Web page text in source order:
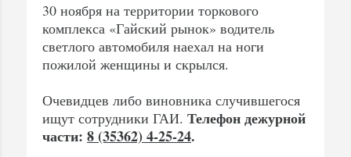
30 ноября на территории торкового
комплекса «Гайский рынок» водитель
светлого автомобиля наехал на ноги
пожилой женщины и скрылся.
Очевидцев либо виновника случившегося
ищут сотрудники ГАИ. Телефон дежурной
части: 8 (35362) 4-25-24.